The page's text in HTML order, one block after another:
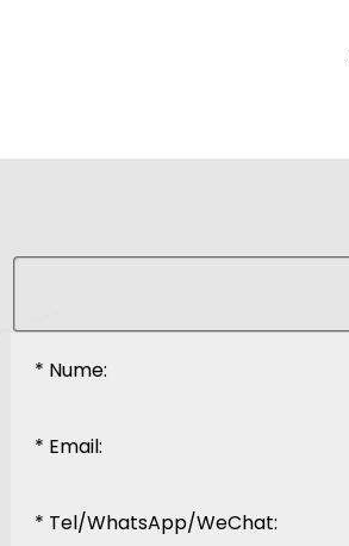
* Nume:
* Email:
* Tel/WhatsApp/WeChat: